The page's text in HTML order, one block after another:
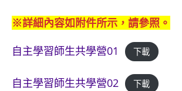
※詳細內容如附件所示，請參照。
自主學習師生共學營01
下載
自主學習師生共學營02 下載